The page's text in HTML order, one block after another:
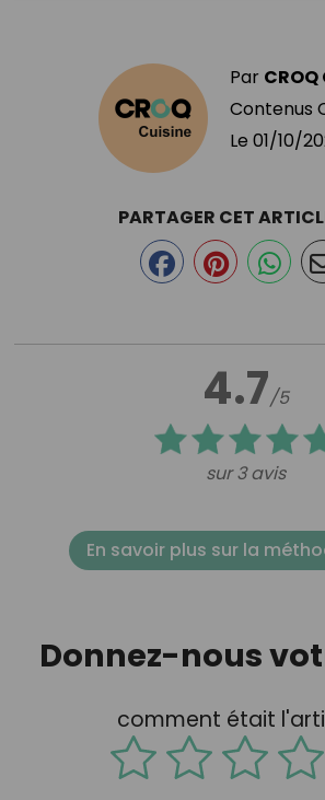
Par
Contenus
Le 01/10/
4.7/5
sur 3 avis
PARTAGER CET
En savoir plus sur la
Donnez-nous
comment était